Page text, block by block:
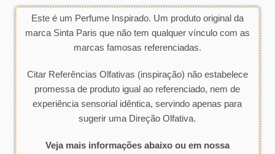
Este é um Perfume Inspirado. Um produto original da
marca Sinta Paris que não tem qualquer vínculo com as
marcas famosas referenciadas.
Citar Referências Olfativas (inspiração) não estabelece
promessa de produto igual ao referenciado, nem de
experiência sensorial idêntica, servindo apenas para
sugerir uma Direção Olfativa.
Veja mais informações abaixo ou em nossa